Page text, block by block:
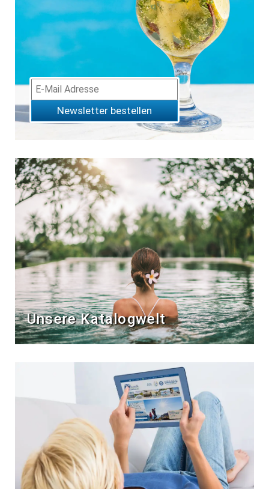
Newsletter bestellen
Unsere Katalogwelt